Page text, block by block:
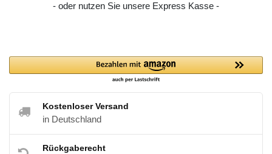
- oder nutzen Sie unsere Express Kasse -
Kostenloser Versand
in Deutschland
Rückgaberecht